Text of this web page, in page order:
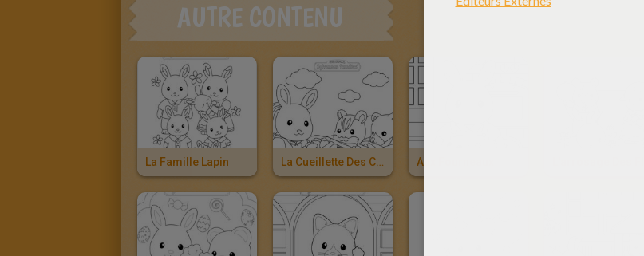
AUTRE CONTENU
La Famille Lapin La Cueillette Des Carottes Aux Fourneaux